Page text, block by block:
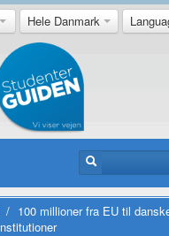
Hele Danmark
/ 100 millioner fra EU til